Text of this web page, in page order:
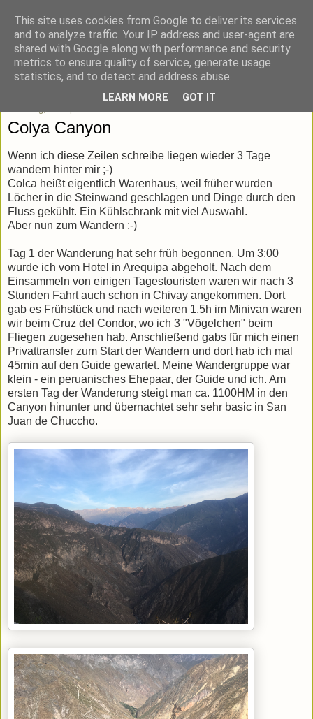
blick-punkt[e..]
Momentaufnahmen von unterwegs & daheim.
Colya Canyon
Wenn ich diese Zeilen schreibe liegen wieder 3 Tage
wandern hinter mir ;-)
Colca heißt eigentlich Warenhaus, weil früher wurden
Löcher in die Steinwand geschlagen und Dinge durch den
Fluss gekühlt. Ein Kühlschrank mit viel Auswahl.
Aber nun zum Wandern :-)
Tag 1 der Wanderung hat sehr früh begonnen. Um 3:00
wurde ich vom Hotel in Arequipa abgeholt. Nach dem
Einsammeln von einigen Tagestouristen waren wir nach 3
Stunden Fahrt auch schon in Chivay angekommen. Dort
gab es Frühstück und nach weiteren 1,5h im Minivan waren
wir beim Cruz del Condor, wo ich 3 "Vögelchen" beim
Fliegen zugesehen hab. Anschließend gabs für mich einen
Privattransfer zum Start der Wandern und dort hab ich mal
45min auf den Guide gewartet. Meine Wandergruppe war
klein - ein peruanisches Ehepaar, der Guide und ich. Am
ersten Tag der Wanderung steigt man ca. 1100HM in den
Canyon hinunter und übernachtet sehr sehr basic in San
Juan de Chuccho.
This site uses cookies from Google to deliver its services
and to analyze traffic. Your IP address and user-agent are
shared with Google along with performance and security
metrics to ensure quality of service, generate usage
statistics, and to detect and address abuse.
LEARN MORE GOT IT